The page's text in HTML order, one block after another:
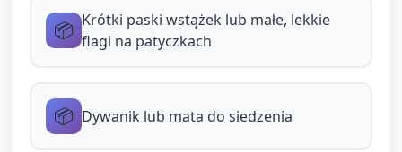
obserwacje).
podsumowanie (około 5
minut)
📦 Krótki paski wstążek lub małe, lekkie
flagi na patyczkach
📦 Dywanik lub mata do siedzenia